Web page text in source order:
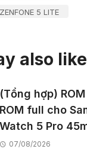
5 LITE
also like
(Tổng hợp)
ROM full cho
Watch 5 Pro
07/08/2026